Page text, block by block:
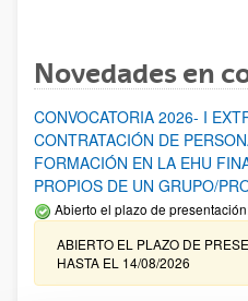
Novedades en
CONVOCATORIA 2026- I
CONTRATACIÓN DE
FORMACIÓN EN LA EHU
PROPIOS DE UN GRUPO/
Abierto el plazo de
ABIERTO EL PLAZO DE
HASTA EL 14/08/2026